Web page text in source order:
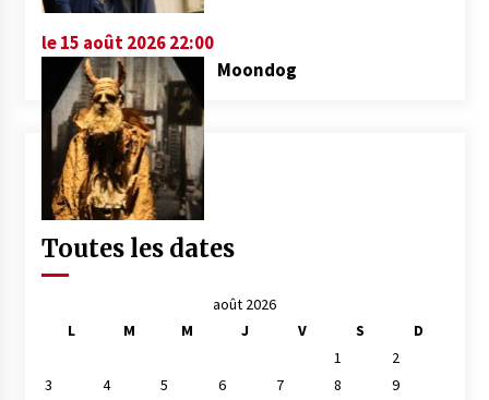
le 15 août 2026 22:00
Moondog
Toutes les dates
août 2026
L
M M J V S
D
1
2
3
4 5 6 7 8
9